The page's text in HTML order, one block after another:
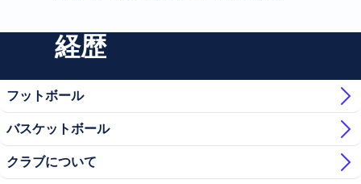
経歴
フットボール
バスケットボール
クラブについて